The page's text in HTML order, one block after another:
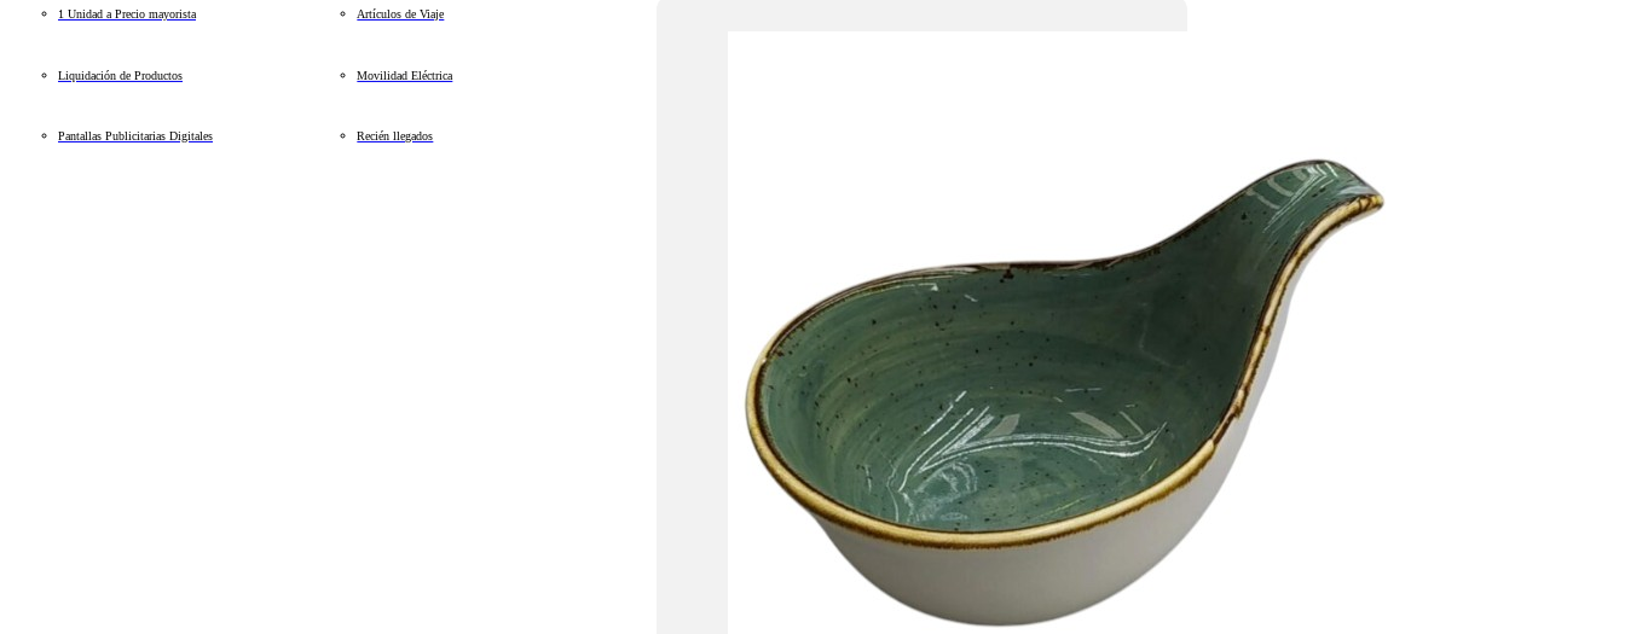
1 Unidad a Precio mayorista Artículos de Viaje
Liquidación de Productos Movilidad Eléctrica
Pantallas Publicitarias Digitales Recién llegados